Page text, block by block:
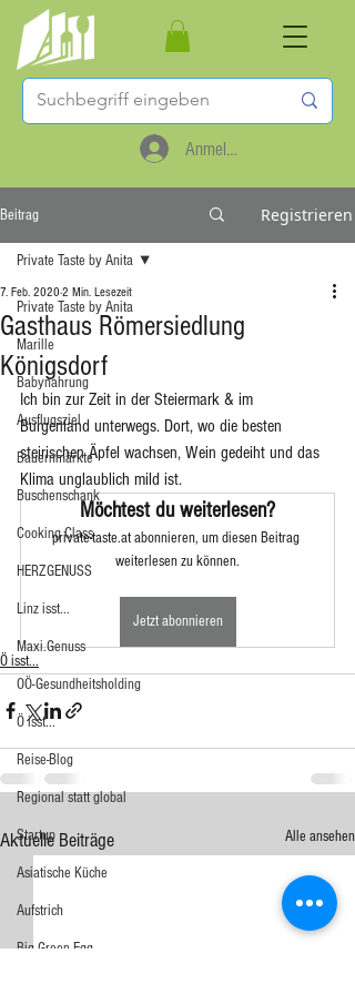
Anmelden
Beitrag Registrieren
Private Taste by Anita
Marille
Babynahrung
Ausflugsziel
Bauernmärkte
Buschenschank
Cooking Class
HERZGENUSS
Linz isst...
Maxi.Genuss
OÖ-Gesundheitsholding
Ö isst...
Reise-Blog
Regional statt global
Startup
Asiatische Küche
Aufstrich
Big Green Egg
Private Taste by Anita
Gasthaus Römersiedlung
Königsdorf
7. Feb. 2020 2 Min. Lesezeit
Ich bin zur Zeit in der Steiermark & im
Burgenland unterwegs. Dort, wo die besten
steirischen Äpfel wachsen, Wein gedeiht und das
Klima unglaublich mild ist.
Möchtest du weiterlesen?
private-taste.at abonnieren, um diesen Beitrag
weiterlesen zu können.
Jetzt abonnieren
Ö isst...
Aktuelle Beiträge Alle ansehen